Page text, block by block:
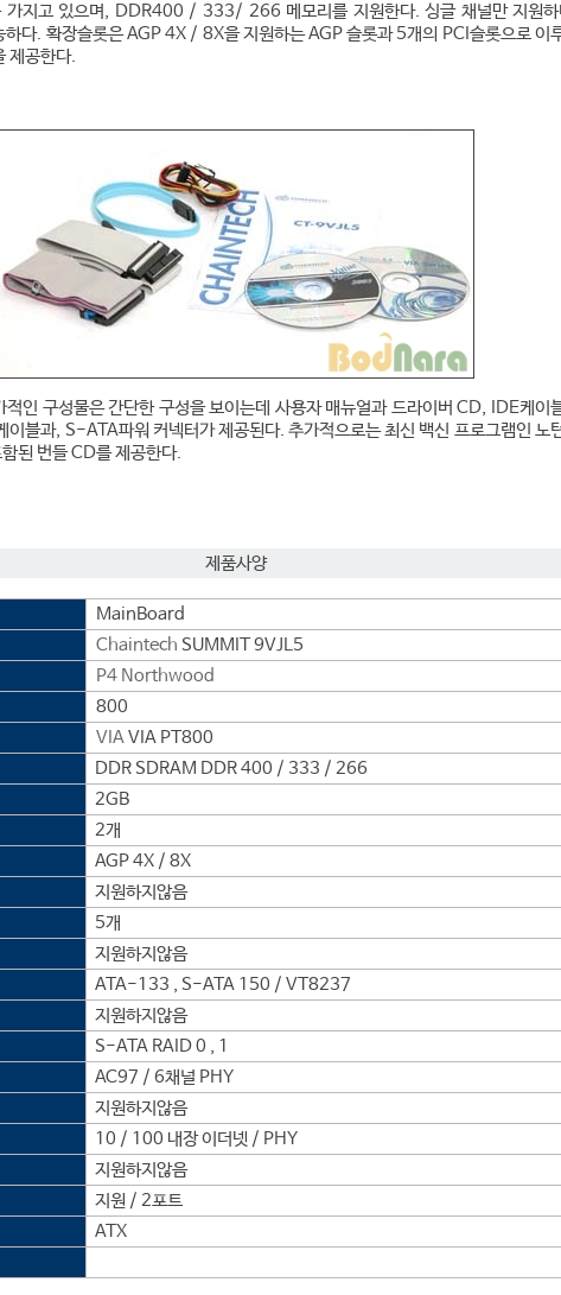
가지고 있으며, DDR400 / 333/ 266 메모리를 지원한다. 싱글 채널만 지원하
다. 확장슬롯은 AGP 4X / 8X을 지원하는 AGP 슬롯과 5개의 PCI슬롯으로 이
제공한다.
적인 구성물은 간단한 구성을 보이는데 사용자 매뉴얼과 드라이버 CD, IDE케이
블과, S-ATA파워 커넥터가 제공된다. 추가적으로는 최신 백신 프로그램인 노
된 번들 CD를 제공한다.
제품사양
MainBoard
Chaintech SUMMIT 9VJL5
P4 Northwood
800
VIAVIA PT800
DDR SDRAM DDR 400 / 333 / 266
2GB
2개
AGP 4X / 8X
지원하지않음
5개
지원하지않음
ATA-133 , S-ATA 150 / VT8237
지원하지않음
S-ATA RAID 0 , 1
AC97 / 6채널 PHY
지원하지않음
10 / 100 내장 이더넷 / PHY
지원하지않음
지원 / 2포트
ATX